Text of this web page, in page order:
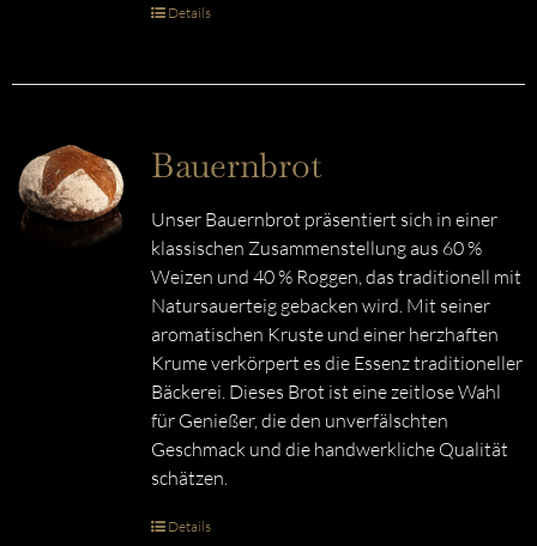
Details
Bauernbrot
Unser Bauernbrot präsentiert sich in einer
klassischen Zusammenstellung aus 60 %
Weizen und 40 % Roggen, das traditionell mit
Natursauerteig gebacken wird. Mit seiner
aromatischen Kruste und einer herzhaften
Krume verkörpert es die Essenz traditioneller
Bäckerei. Dieses Brot ist eine zeitlose Wahl
für Genießer, die den unverfälschten
Geschmack und die handwerkliche Qualität
schätzen.
Details